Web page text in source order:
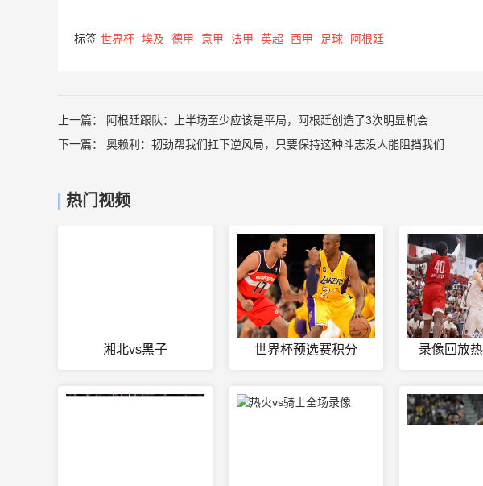
标签 世界杯 埃及 德甲 意甲 法甲 英超 西甲 足球 阿根廷
上一篇：
阿根廷跟队：上半场至少应该是平局，阿根廷创造了3次明显机会
下一篇： 奥赖利：韧劲帮我们扛下逆风局，只要保持这种斗志没人能阻挡我们
热门视频
湘北vs黑子 世界杯预选赛积分 录像回放